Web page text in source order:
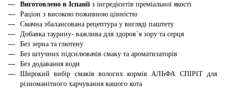
Виготовлено в Іспанії з інгредієнтів преміальної якості
Раціон з високою поживною цінністю
Смачна збалансована рецептура у вигляді паштету
Добавка таурину- важлива для здоров`я зору та серця
Без зерна та глютену
Без штучних підсилювачів смаку та ароматизаторів
Без додавання води
Широкий вибір смаків вологих кормів АЛЬФА СПІРІТ для
різноманітного харчування вашого кота